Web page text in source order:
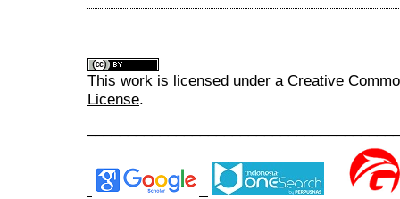
This work is licensed under a Creative
License.